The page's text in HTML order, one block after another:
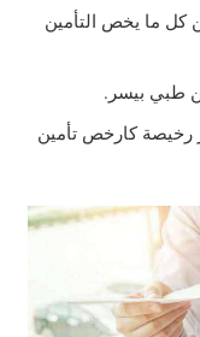
كل ما يخص التأمين
طبي بيسر.
رخيصة كارخص تأمين